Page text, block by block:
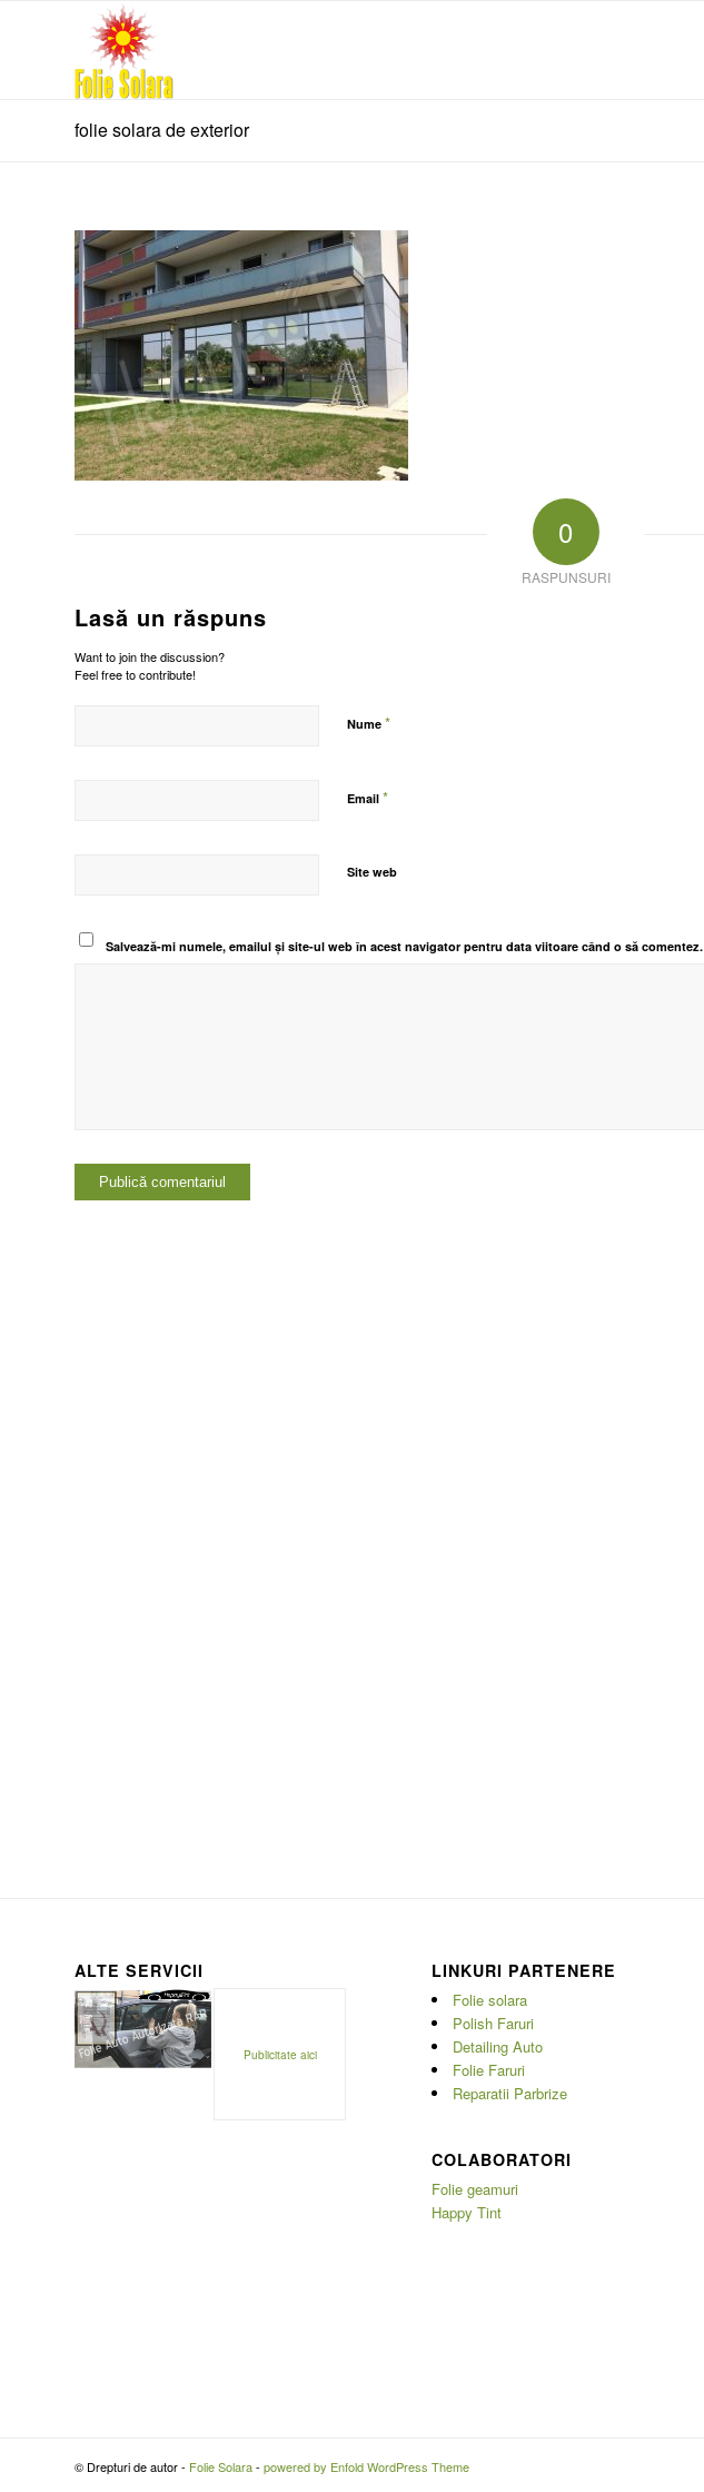
folie solara de exterior
0
RASPUNSURI
Lasă un răspuns
Want to join the discussion?
Feel free to contribute!
Nume *
Email *
Site web
Salvează-mi numele, emailul și site-ul web în acest navigator pentru data viitoare când o să comentez.
ALTE SERVICII
Publicitate aici
LINKURI PARTENERE
Folie solara
Polish Faruri
Detailing Auto
Folie Faruri
Reparatii Parbrize
COLABORATORI
Folie geamuri
Happy Tint
© Drepturi de autor - Folie Solara- powered by Enfold WordPress Theme